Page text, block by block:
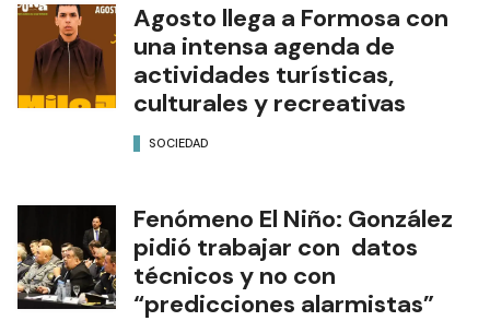
Agosto llega a Formosa con
una intensa agenda de
actividades turísticas,
culturales y recreativas
SOCIEDAD
Fenómeno El Niño: González
pidió trabajar con datos
técnicos y no con
“predicciones alarmistas”